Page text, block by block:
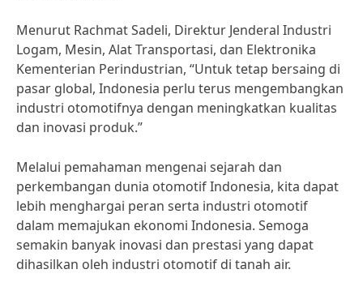
Menurut Rachmat Sadeli, Direktur Jenderal Industri
Logam, Mesin, Alat Transportasi, dan Elektronika
Kementerian Perindustrian, “Untuk tetap bersaing di
pasar global, Indonesia perlu terus mengembangkan
industri otomotifnya dengan meningkatkan kualitas
dan inovasi produk.”
Melalui pemahaman mengenai sejarah dan
perkembangan dunia otomotif Indonesia, kita dapat
lebih menghargai peran serta industri otomotif
dalam memajukan ekonomi Indonesia. Semoga
semakin banyak inovasi dan prestasi yang dapat
dihasilkan oleh industri otomotif di tanah air.